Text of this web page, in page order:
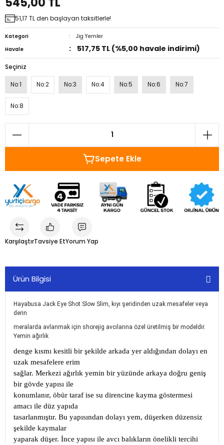
51,17 TL den başlayan taksitlerle!
Kategori
Jig Yemler
Havale
517,75 TL (%5,00 havale indirimi)
Seçiniz
No:1 No:2 No:3 No:4 No:5 No:6 No:7
No:8
Sepete Ekle
KarşılaştırTavsiye EtYorum Yap
Ürün Bilgisi
Hayabusa Jack Eye Shot Slow Slim, kıyı şeridinden uzak mesafeler veya
derin
meralarda avlanmak için shorejig avcılarına özel üretilmiş bir modeldir.
Yemin ağırlık
denge kısmı kesitli bir şekilde arkada yer aldığından dolayı en
uzak mesafelere erim
sağlar. Merkezi ağırlık yemin bir yüzünde arkaya doğru geniş
bir gövde yapısı ile
konumlanır, öbür taraf ise su direncine kayma göstermesi
amacı ile düz yapıda
tasarlanmıştır. Bu yapısından dolayı yem, düşerken düzensiz
şekilde kaymalar
yaparak düşer. İnce yapısı ile avcı balıkların önelikli tercihi